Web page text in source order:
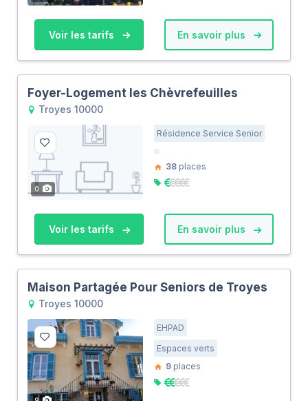
Voir les tarifs En savoir plus
Foyer-Logement les Chèvrefeuilles
Troyes 10000
0
Résidence Service Senior
38 places
Voir les tarifs En savoir plus
Maison Partagée Pour Seniors de Troyes
Troyes 10000
EHPAD
Espaces verts
9 places